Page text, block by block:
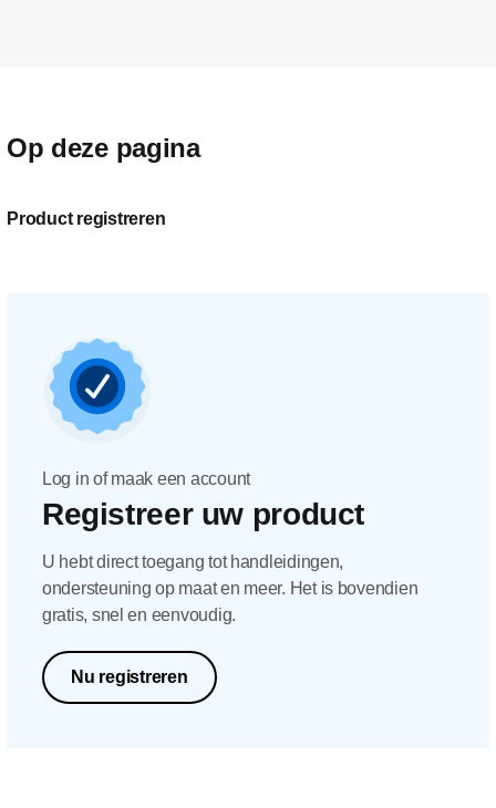
Op deze pagina
Product registreren
Log in of maak een account
Registreer uw product
U hebt direct toegang tot handleidingen,
ondersteuning op maat en meer. Het is bovendien
gratis, snel en eenvoudig.
Nu registreren